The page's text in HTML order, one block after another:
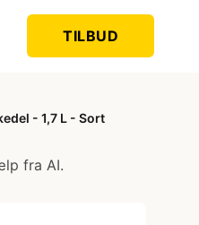
TILBUD
- 1,7 L - Sort
fra AI.